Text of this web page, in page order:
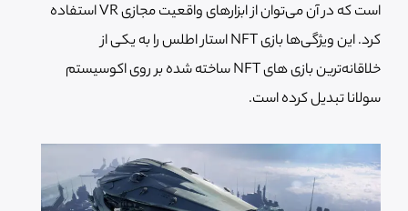
است که در آن می‌توان از ابزارهای واقعیت مجازی VR استفاده
کرد. این ویژگی‌ها بازی NFT استار اطلس را به یکی از
خلاقانه‌ترین بازی های NFT ساخته شده بر روی اکوسیستم
سولانا تبدیل کرده است.